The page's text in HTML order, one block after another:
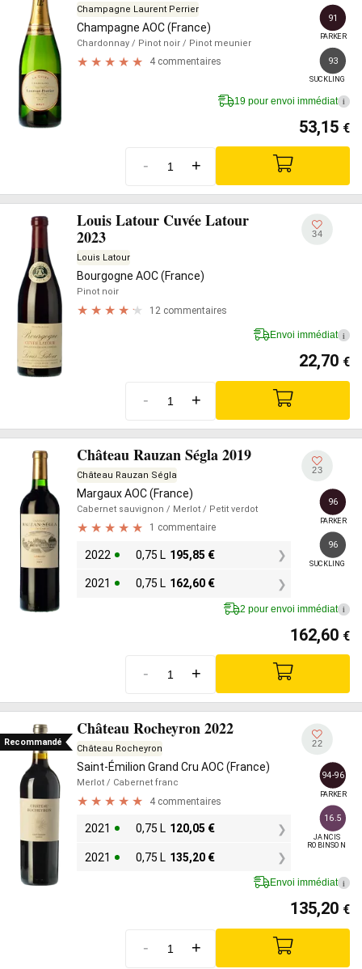
Champagne Laurent Perrier
Champagne AOC (France)
Chardonnay / Pinot noir / Pinot meunier
4 commentaires
91
PARKER
93
SUCKLING
19 pour envoi immédiat i
53,15 €
- +
Louis Latour Cuvée Latour
2023
Louis Latour
Bourgogne AOC (France)
Pinot noir
12 commentaires
34
Envoi immédiat i
22,70 €
- +
Château Rauzan Ségla 2019
Château Rauzan Ségla
Margaux AOC (France)
Cabernet sauvignon / Merlot / Petit verdot
1 commentaire
2022 0,75 L 195,85 €
2021 0,75 L 162,60 €
23
96
PARKER
96
SUCKLING
2 pour envoi immédiat i
162,60 €
- +
Recommandé
Château Rocheyron 2022
Château Rocheyron
Saint-Émilion Grand Cru AOC (France)
Merlot / Cabernet franc
4 commentaires
2021 0,75 L 120,05 €
2021 0,75 L 135,20 €
22
94-96
PARKER
16.5
JANCIS
ROBINSON
Envoi immédiat i
135,20 €
- +